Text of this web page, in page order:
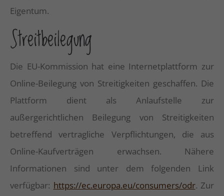
Eigentum.
Streitbeilegung
Die EU-Kommission hat eine Internetplattform zur
Online-Beilegung von Streitigkeiten geschaffen. Die
Plattform dient als Anlaufstelle zur
außergerichtlichen Beilegung von Streitigkeiten
betreffend vertragliche Verpflichtungen, die aus
Online-Kaufverträgen erwachsen. Nähere
Informationen sind unter dem folgenden Link
verfügbar: https://ec.europa.eu/consumers/odr. Zur